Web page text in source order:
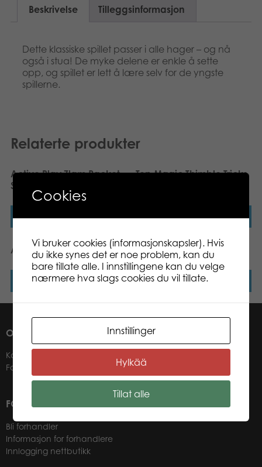
Svenska
Deutsch
Beskrivelse Tilleggsinformasjon
Dette klassiske spillet passer i alle hager – og nå
også i stua! De myke delene er enkle å sette
opp, og spillet er lett å lære selv for de yngste
spillerne.
Relaterte produkter
Active Play Zlam Racket
Set
Les mer
Top Magic Thimble Tricks
Les mer
Active Play Kubb
Les mer
Active Play Kendama
Les mer
OM OSS
Kontakter
Forhandlere
FOR VÅRE KUNDER
Bli forhandler
Informasjon for forhandlere
Innlogging nettbutikk
Cookies
Vi bruker cookies (informasjonskapsler). Hvis
du ikke synes det er noe problem, kan du
bare tillate alle. I innstillingene kan du velge
nærmere hva slags cookies du vil tillate.
Innstillinger
Hylkää
Tillat alle